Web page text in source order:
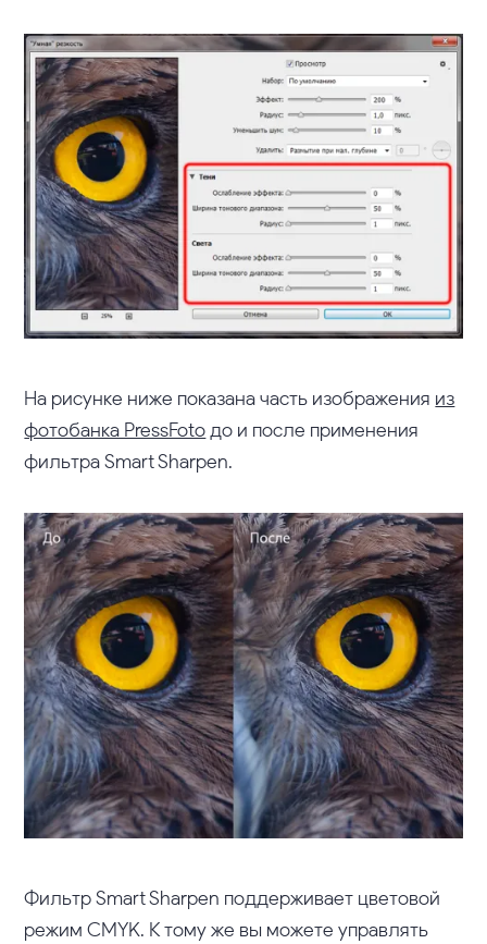
На рисунке ниже показана часть изображения из
фотобанка PressFotoдо и после применения
фильтра Smart Sharpen.
Фильтр Smart Sharpen поддерживает цветовой
режим CMYK. К тому же вы можете управлять